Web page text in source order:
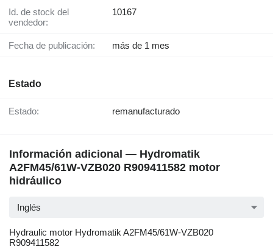
Id. de stock del
vendedor:
10167
Fecha de publicación: más de 1 mes
Estado
Estado: remanufacturado
Información adicional — Hydromatik
A2FM45/61W-VZB020 R909411582 motor
hidráulico
Inglés
Hydraulic motor Hydromatik A2FM45/61W-VZB020
R909411582